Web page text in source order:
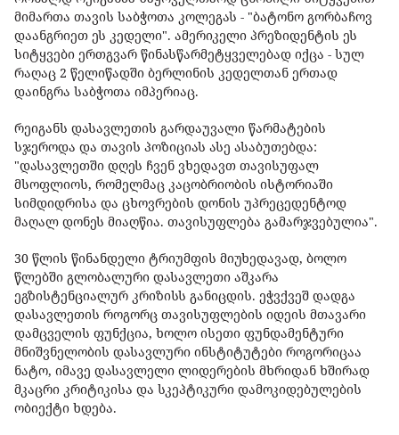
მიმართა თავის საბჭოთა კოლეგას - "ბატონო გორბაჩოვ
დაანგრიეთ ეს კედელი". ამერიკელი პრეზიდენტის ეს
სიტყვები ერთგვარ წინასწარმეტყველებად იქცა - სულ
რაღაც 2 წელიწადში ბერლინის კედელთან ერთად
დაინგრა საბჭოთა იმპერიაც.
რეიგანს დასავლეთის გარდაუვალი წარმატების
სჯეროდა და თავის პოზიციას ასე ასაბუთებდა:
"დასავლეთში დღეს ჩვენ ვხედავთ თავისუფალ
მსოფლიოს, რომელმაც კაცობრიობის ისტორიაში
სიმდიდრისა და ცხოვრების დონის უპრეცედენტოდ
მაღალ დონეს მიაღწია. თავისუფლება გამარჯვებულია".
30 წლის წინანდელი ტრიუმფის მიუხედავად, ბოლო
წლებში გლობალური დასავლეთი აშკარა
ეგზისტენციალურ კრიზისს განიცდის. ეჭვქვეშ დადგა
დასავლეთის როგორც თავისუფლების იდეის მთავარი
დამცველის ფუნქცია, ხოლო ისეთი ფუნდამენტური
მნიშვნელობის დასავლური ინსტიტუტები როგორიცაა
ნატო, იმავე დასავლელი ლიდერების მხრიდან ხშირად
მკაცრი კრიტიკისა და სკეპტიკური დამოკიდებულების
ობიექტი ხდება.